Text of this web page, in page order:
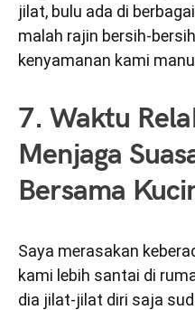
jilat, bulu ada di
malah rajin bersih-
kenyamanan kami
7. Waktu
Menjaga
Bersama
Saya merasakan
kami lebih santai di
dia jilat-jilat diri saja